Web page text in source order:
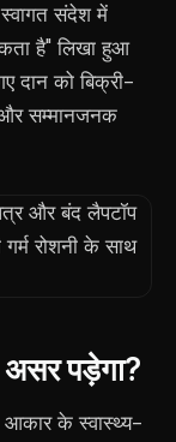
संदेश में
है" लिखा हुआ
दान को बिक्री-
सम्मानजनक
पड़ेगा?
आकार के स्वास्थ्य-